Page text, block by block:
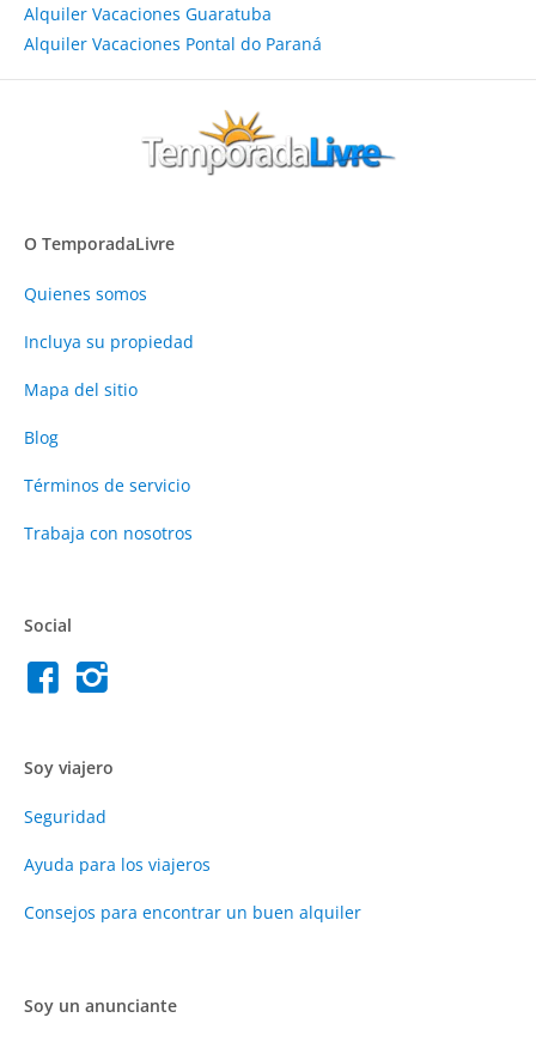
Alquiler Vacaciones Guaratuba
Alquiler Vacaciones Pontal do Paraná
O TemporadaLivre
Quienes somos
Incluya su propiedad
Mapa del sitio
Blog
Términos de servicio
Trabaja con nosotros
Social
Soy viajero
Seguridad
Ayuda para los viajeros
Consejos para encontrar un buen alquiler
Soy un anunciante